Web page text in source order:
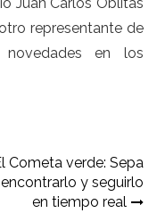
Juan Carlos Oblitas
representante de
en los
Cometa verde: Sepa
y seguirlo
en tiempo real